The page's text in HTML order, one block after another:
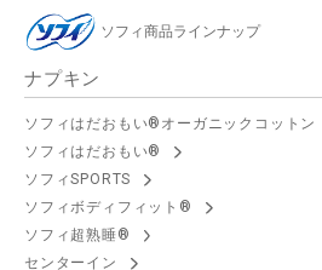
ソフィ商品ラインナップ
ナプキン
ソフィはだおもい®オーガニックコットン
ソフィはだおもい®
ソフィSPORTS
ソフィボディフィット®
ソフィ超熟睡®
センターイン